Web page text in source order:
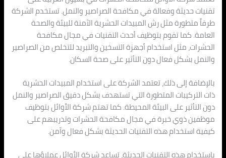
تقنيات حديثة وفعالة في مكافحة الصراصير والنمل. تستخدم الشركة
طرقاً متطورة مثل رش المبيدات الحشرية الآمنة للبيئة والصحة
العامة. كما تقوم بتوظيف أحدث التقنيات في مجال مكافحة
الحشرات، مثل استخدام أجهزة التسخين والتبريد للتخلص من الصراصير
والنمل بشكل فعال دون التأثير على صحة السكان.
بالإضافة إلى ذلك، تعتمد الشركة على استخدام المبيدات الحشرية
ذات التركيبات المتطورة التي تستهدف بشكل دقيق الصراصير والنمل
دون التأثير على البيئة المحيطة. كما تهتم شركة الأوائل بتوظيف
موظفين ذوي خبرة في مجال مكافحة الحشرات وتدريبهم على
كيفية استخدام هذه التقنيات الحديثة بشكل فعال وآمن.
باستخدام هذه التقنيات الحديثة، تساعد شركة الأوائل عملاؤها على